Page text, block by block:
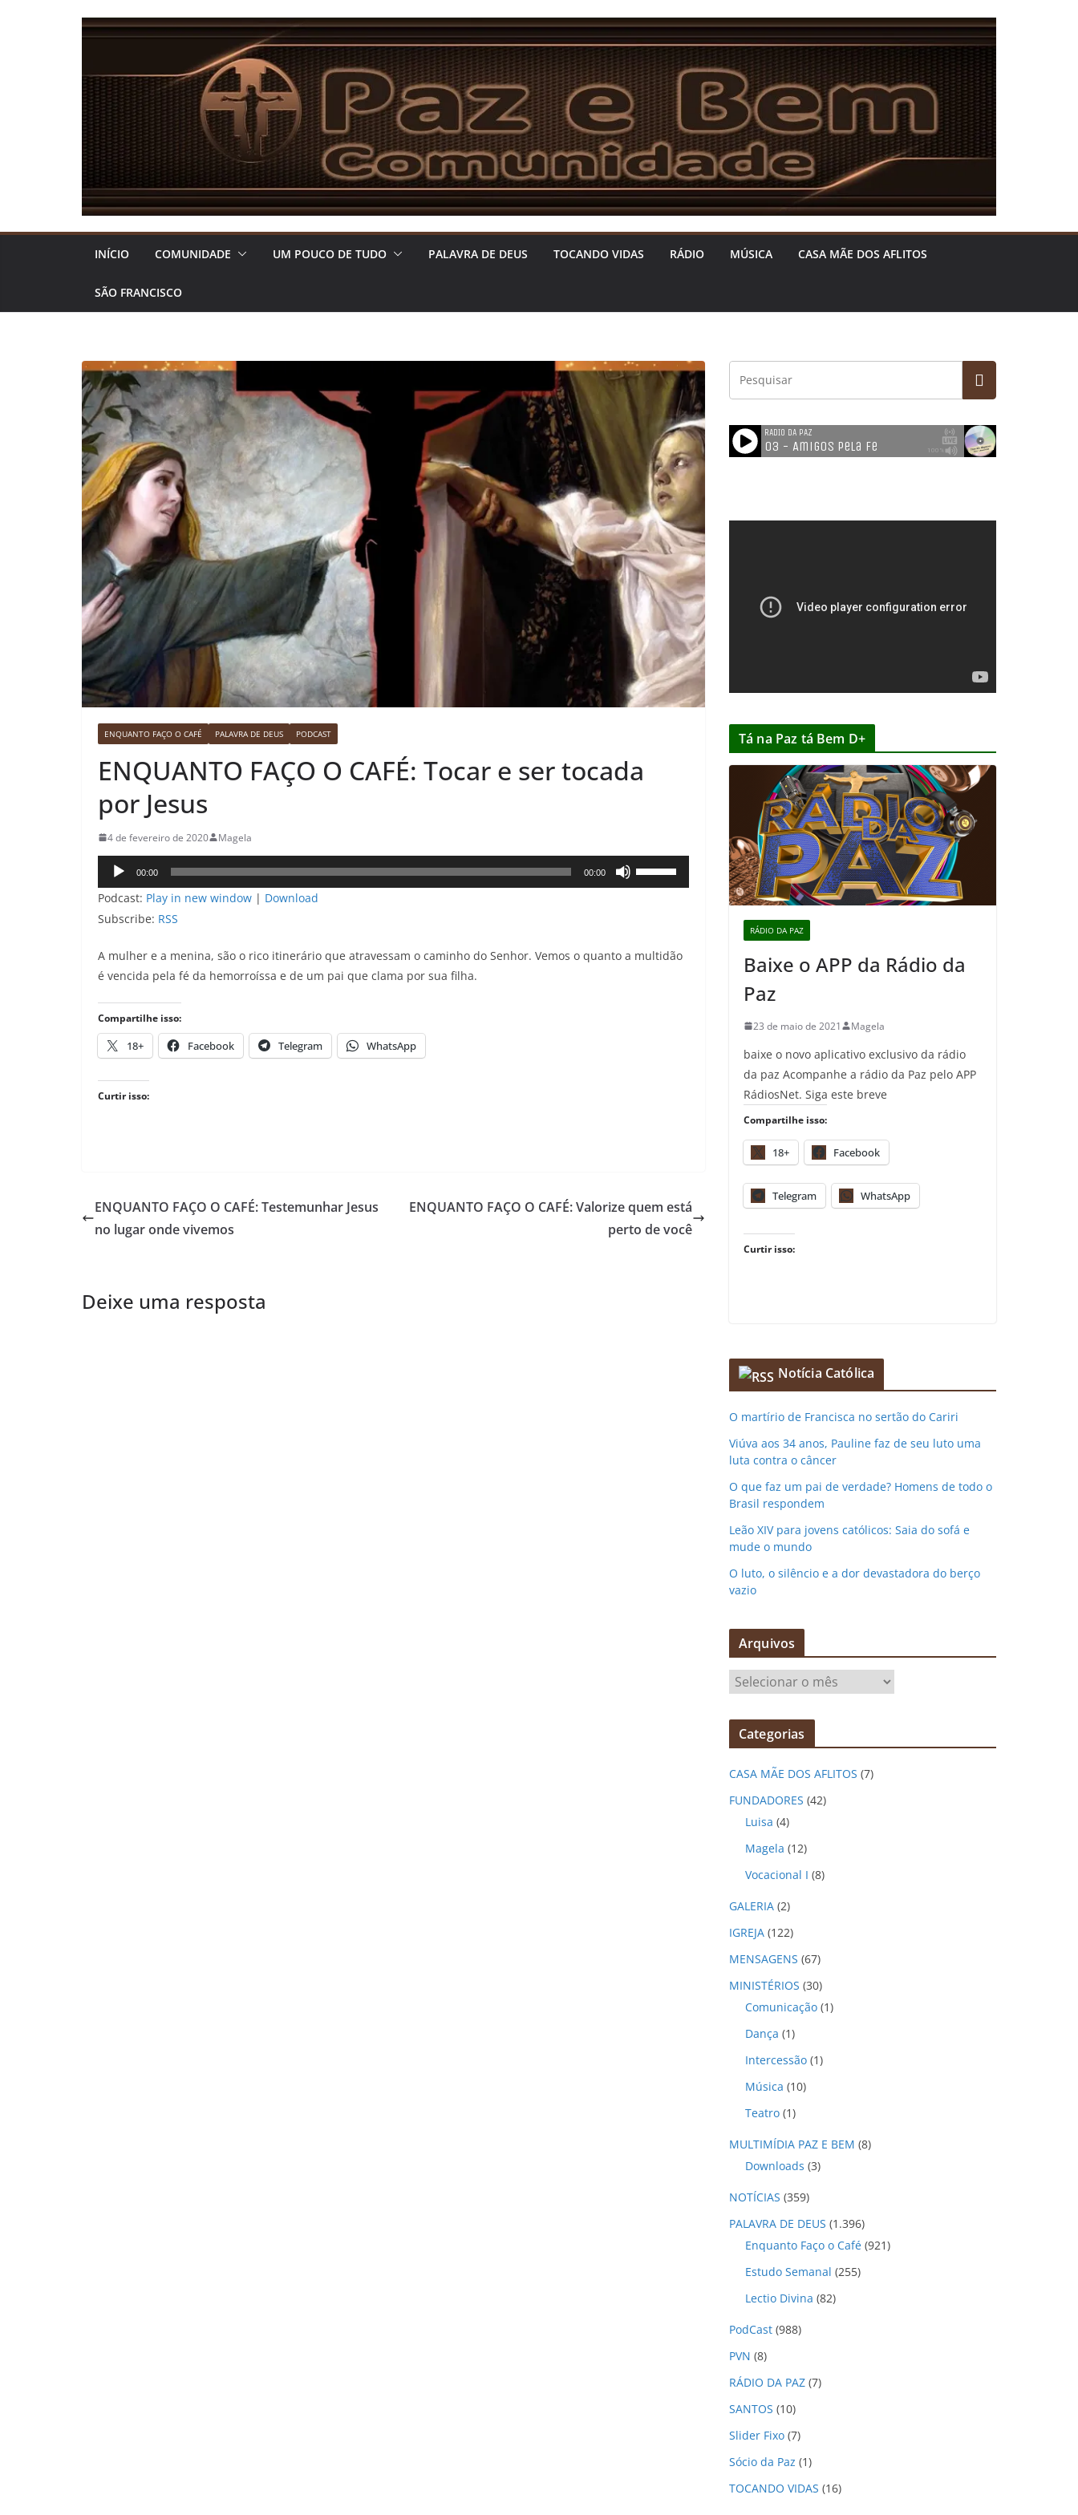
INÍCIO COMUNIDADE UM POUCO DE TUDO PALAVRA DE DEUS TOCANDO VIDAS RÁDIO MÚSICA CASA MÃE DOS AFLITOS
SÃO FRANCISCO
ENQUANTO FAÇO O CAFÉ PALAVRA DE DEUS PODCAST
ENQUANTO FAÇO O CAFÉ: Tocar e ser tocada
por Jesus
4 de fevereiro de 2020 Magela
Tocador
de
áudio
00:00 00:00
Use
as
cima
Podcast: Play in new window | Download
Subscribe: RSS
A mulher e a menina, são o rico itinerário que atravessam o caminho do Senhor. Vemos o quanto a multidão
é vencida pela fé da hemorroíssa e de um pai que clama por sua filha.
Compartilhe isso:
18+ Facebook Telegram WhatsApp
Curtir isso:
ENQUANTO FAÇO O CAFÉ: Testemunhar Jesus
no lugar onde vivemos
ENQUANTO FAÇO O CAFÉ: Valorize quem está
perto de você
Deixe uma resposta
Tá na Paz tá Bem D+
RÁDIO DA PAZ
Baixe o APP da Rádio da
Paz
23 de maio de 2021 Magela
baixe o novo aplicativo exclusivo da rádio
da paz Acompanhe a rádio da Paz pelo APP
RádiosNet. Siga este breve
Compartilhe isso:
18+ Facebook
Telegram WhatsApp
Curtir isso:
Notícia Católica
O martírio de Francisca no sertão do Cariri
Viúva aos 34 anos, Pauline faz de seu luto uma
luta contra o câncer
O que faz um pai de verdade? Homens de todo o
Brasil respondem
Leão XIV para jovens católicos: Saia do sofá e
mude o mundo
O luto, o silêncio e a dor devastadora do berço
vazio
Arquivos
r
q
v
o
Categorias
CASA MÃE DOS AFLITOS (7)
FUNDADORES (42)
Luisa (4)
Magela (12)
Vocacional I (8)
GALERIA (2)
IGREJA (122)
MENSAGENS (67)
MINISTÉRIOS (30)
Comunicação (1)
Dança (1)
Intercessão (1)
Música (10)
Teatro (1)
MULTIMÍDIA PAZ E BEM (8)
Downloads (3)
NOTÍCIAS (359)
PALAVRA DE DEUS (1.396)
Enquanto Faço o Café (921)
Estudo Semanal (255)
Lectio Divina (82)
PodCast (988)
PVN (8)
RÁDIO DA PAZ (7)
SANTOS (10)
Slider Fixo (7)
Sócio da Paz (1)
TOCANDO VIDAS (16)